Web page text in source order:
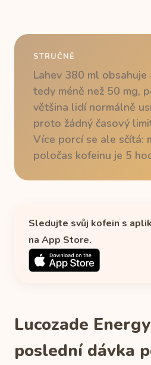
STRUČNĚ
Lahev 380 ml obsahuje
tedy méně než 50 mg,
většina lidí normálně
proto žádný časový
Více porcí se ale sčítá:
poločas kofeinu je 5
Sledujte svůj kofein s
na App Store.
Lucozade
poslední dávka